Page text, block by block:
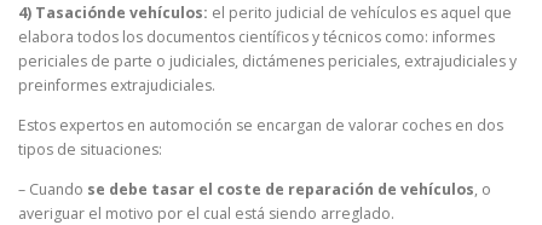
4) Tasaciónde vehículos: el perito judicial de vehículos es aquel que
elabora todos los documentos científicos y técnicos como: informes
periciales de parte o judiciales, dictámenes periciales, extrajudiciales y
preinformes extrajudiciales.
Estos expertos en automoción se encargan de valorar coches en dos
tipos de situaciones:
– Cuando se debe tasar el coste de reparación de vehículos, o
averiguar el motivo por el cual está siendo arreglado.